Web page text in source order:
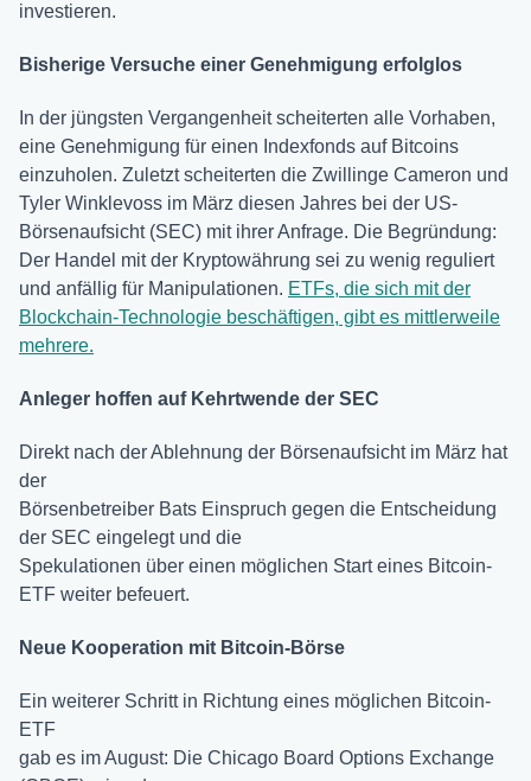
investieren.
Bisherige Versuche einer Genehmigung erfolglos
In der jüngsten Vergangenheit scheiterten alle Vorhaben,
eine Genehmigung für einen Indexfonds auf Bitcoins
einzuholen. Zuletzt scheiterten die Zwillinge Cameron und
Tyler Winklevoss im März diesen Jahres bei der US-
Börsenaufsicht (SEC) mit ihrer Anfrage. Die Begründung:
Der Handel mit der Kryptowährung sei zu wenig reguliert
und anfällig für Manipulationen. ETFs, die sich mit der
Blockchain-Technologie beschäftigen, gibt es mittlerweile
mehrere.
Anleger hoffen auf Kehrtwende der SEC
Direkt nach der Ablehnung der Börsenaufsicht im März hat
der
Börsenbetreiber Bats Einspruch gegen die Entscheidung
der SEC eingelegt und die
Spekulationen über einen möglichen Start eines Bitcoin-
ETF weiter befeuert.
Neue Kooperation mit Bitcoin-Börse
Ein weiterer Schritt in Richtung eines möglichen Bitcoin-
ETF
gab es im August: Die Chicago Board Options Exchange